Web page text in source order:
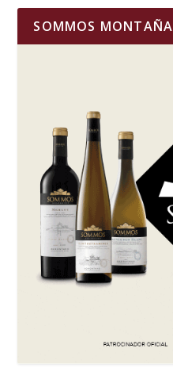
SOMMOS MONTAÑA